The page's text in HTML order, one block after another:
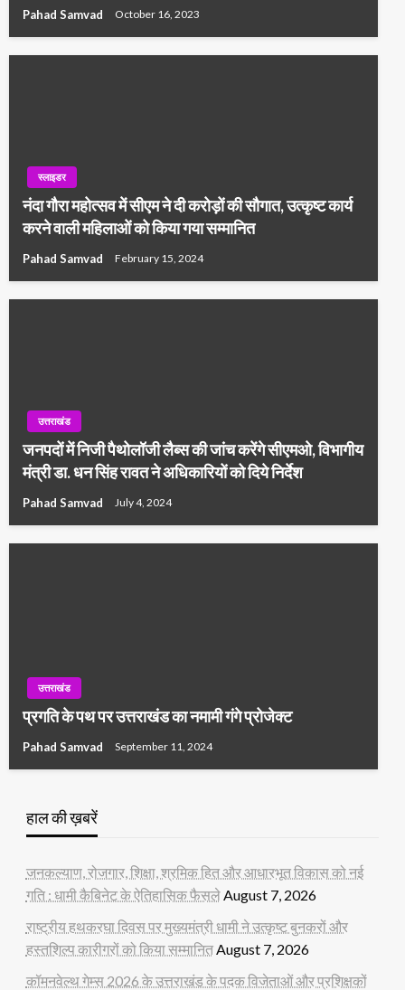
Pahad Samvad October 16, 2023
स्लाइडर
नंदा गौरा महोत्सव में सीएम ने दी करोड़ों की सौगात, उत्कृष्ट कार्य
करने वाली महिलाओं को किया गया सम्मानित
Pahad Samvad February 15, 2024
उत्तराखंड
जनपदों में निजी पैथोलॉजी लैब्स की जांच करेंगे सीएमओ, विभागीय
मंत्री डा. धन सिंह रावत ने अधिकारियों को दिये निर्देश
Pahad Samvad July 4, 2024
उत्तराखंड
प्रगति के पथ पर उत्तराखंड का नमामी गंगे प्रोजेक्ट
Pahad Samvad September 11, 2024
हाल की ख़बरें
जनकल्याण, रोजगार, शिक्षा, श्रमिक हित और आधारभूत विकास को नई
गति : धामी कैबिनेट के ऐतिहासिक फैसलेAugust 7, 2026
राष्ट्रीय हथकरघा दिवस पर मुख्यमंत्री धामी ने उत्कृष्ट बुनकरों और
हस्तशिल्प कारीगरों को किया सम्मानितAugust 7, 2026
कॉमनवेल्थ गेम्स 2026 के उत्तराखंड के पदक विजेताओं और प्रशिक्षकों